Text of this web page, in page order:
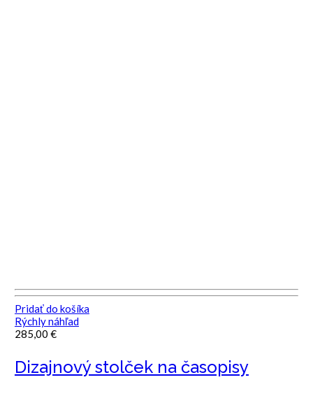
Pridať do košíka
Rýchly náhľad
285,00 €
Dizajnový stolček na časopisy